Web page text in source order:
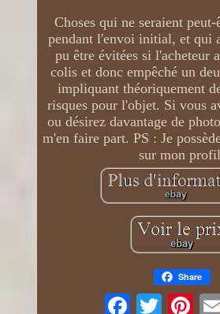
Choses qui ne seraient
pendant l'envoi initial, et qui
pu être évitées si l'acheteur
colis et donc empêché un
impliquant théoriquement
risques pour l'objet. Si vous
ou désirez davantage de
m'en faire part. PS : Je
sur mon
Share